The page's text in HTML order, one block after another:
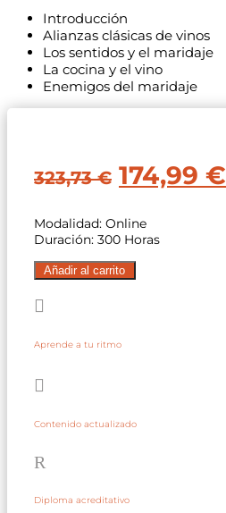
Introducción
Alianzas clásicas de vinos
Los sentidos y el maridaje
La cocina y el vino
Enemigos del maridaje
323,73€ El
original
era:
174,99 €
Modalidad: Online
Duración: 300 Horas
Curso
de
Sommelier
cantidad
Añadir al carrito

Aprende a tu ritmo

Contenido actualizado
R
Diploma acreditativo